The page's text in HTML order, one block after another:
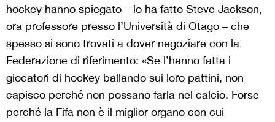
hockey hanno spiegato – lo ha fatto Steve Jackson,
ora professore presso l’Università di Otago – che
spesso si sono trovati a dover negoziare con la
Federazione di riferimento: «Se l’hanno fatta i
giocatori di hockey ballando sui loro pattini, non
capisco perché non possano farla nel calcio. Forse
perché la Fifa non è il miglior organo con cui